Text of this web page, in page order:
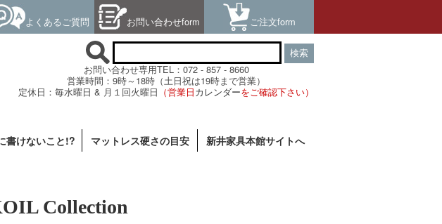
よくあるご質問 お問い合わせform ご注文form
検索
お問い合わせ専用TEL：072 - 857 - 8660
営業時間：9時～18時（土日祝は19時まで営業）
定休日：毎水曜日 & 月１回火曜日 （営業日カレンダーをご確認下さい）
書けないこと!? マットレス硬さの目安
新井家具本館サイトへ
Collection